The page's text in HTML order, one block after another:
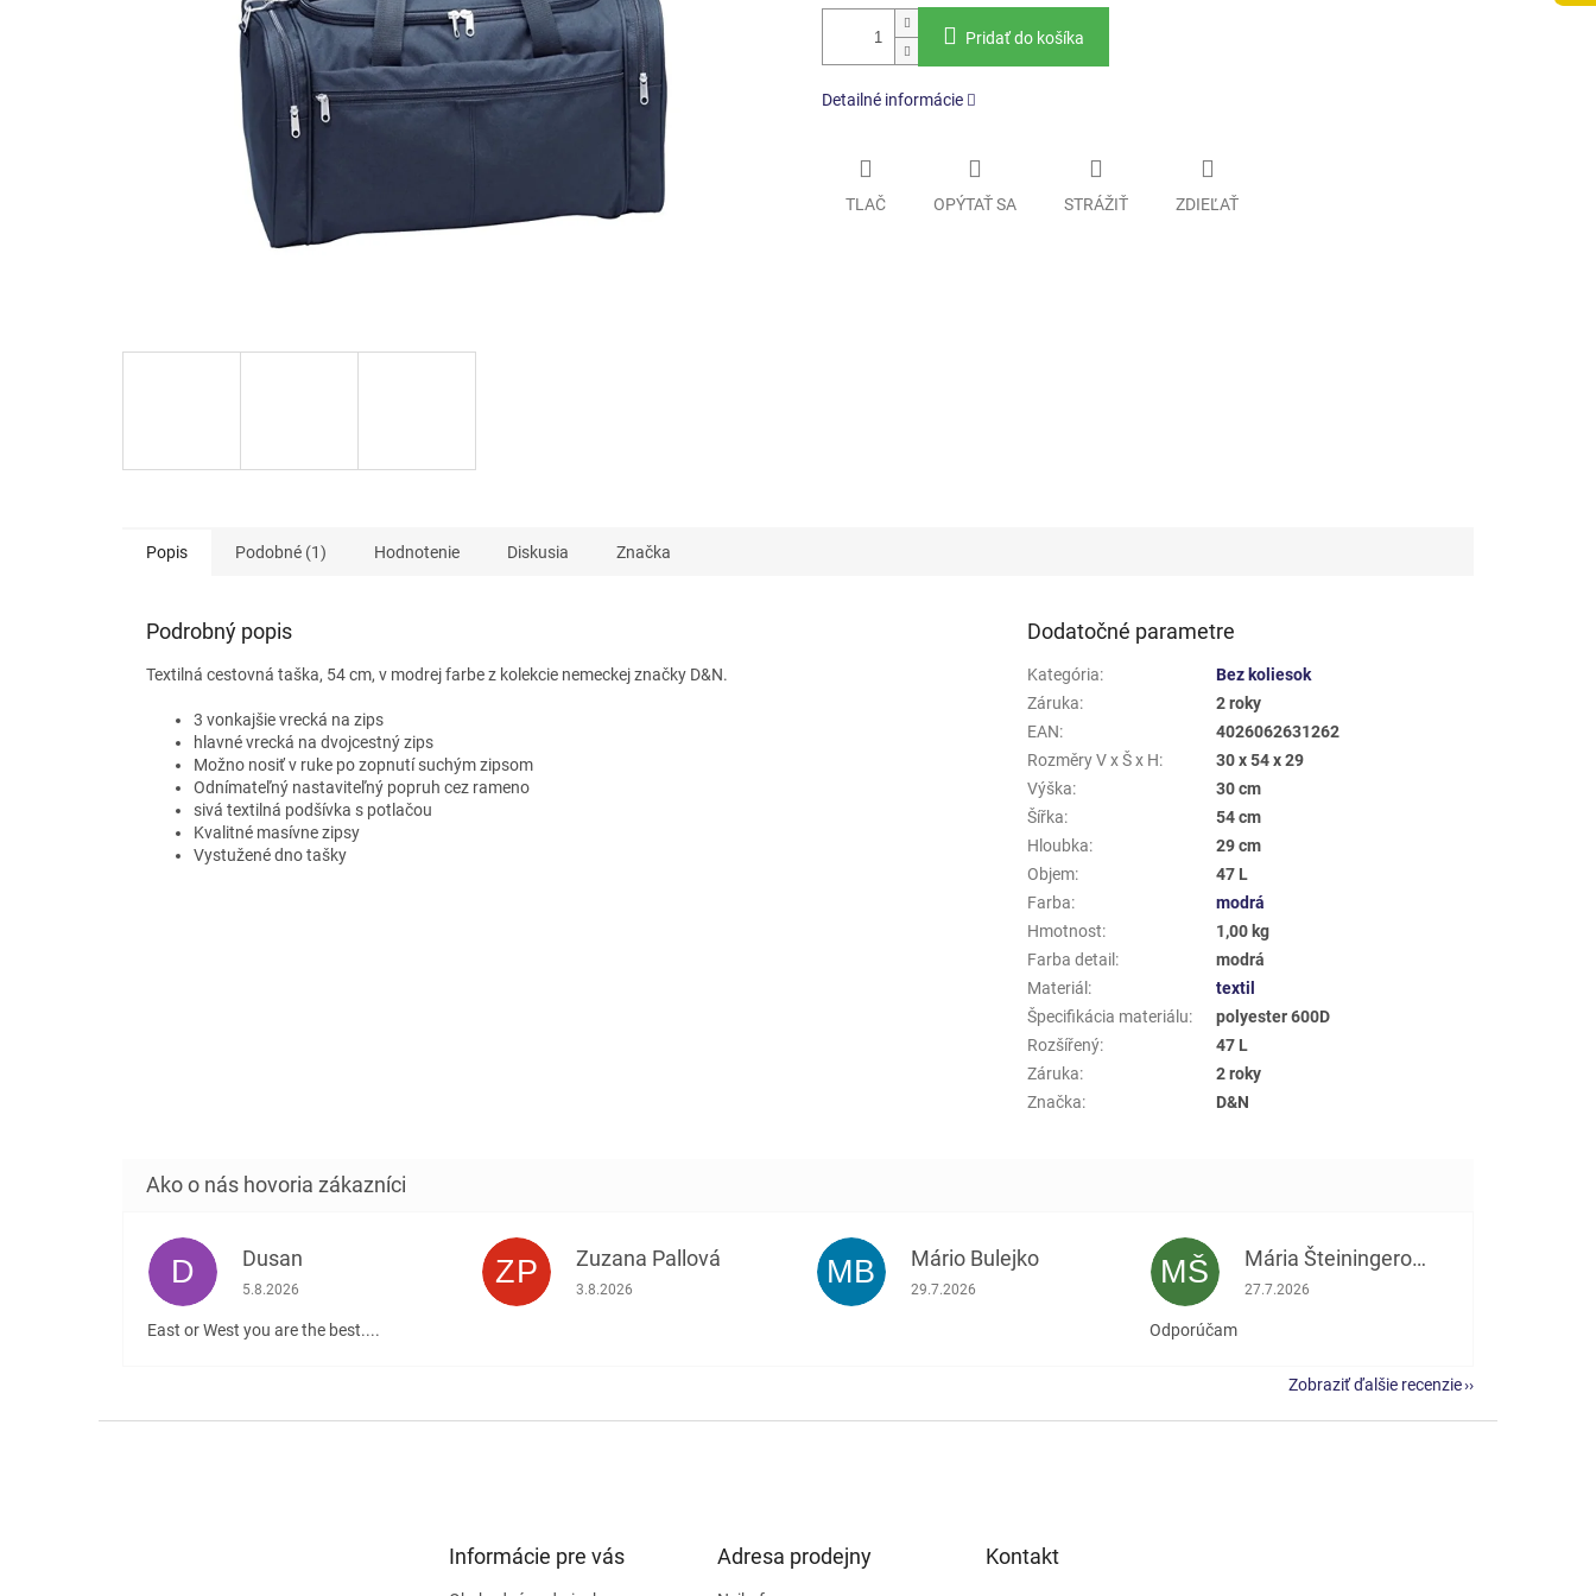
Pridať do košíka
Detailné informácie
TLAČ OPÝTAŤ SA STRÁŽIŤ ZDIEĽAŤ
Popis Podobné (1) Hodnotenie Diskusia Značka
Podrobný popis
Textilná cestovná taška, 54 cm, v modrej farbe z kolekcie nemeckej značky D&N.
3 vonkajšie vrecká na zips
hlavné vrecká na dvojcestný zips
Možno nosiť v ruke po zopnutí suchým zipsom
Odnímateľný nastaviteľný popruh cez rameno
sivá textilná podšívka s potlačou
Kvalitné masívne zipsy
Vystužené dno tašky
Dodatočné parametre
Kategória:
Bez koliesok
Záruka:
2 roky
EAN:
4026062631262
Rozměry V x Š x H:
30 x 54 x 29
Výška:
30 cm
Šířka:
54 cm
Hloubka:
29 cm
Objem:
47 L
Farba:
modrá
Hmotnost:
1,00 kg
Farba detail :
modrá
Materiál :
textil
Špecifikácia materiálu:
polyester 600D
Rozšířený:
47 L
Záruka:
2 roky
Značka: D&N
D Dusan
Hodnotenie obchodu je 5 z 5 hviezdičiek.
5.8.2026
East or West you are the best....
ZP Zuzana Pallová
Hodnotenie obchodu je 5 z 5 hviezdičiek.
3.8.2026 MB Mário Bulejko
Hodnotenie obchodu je 5 z 5 hviezdičiek.
29.7.2026 MŠ Mária Šteiningerová
Hodnotenie obchodu je 5 z 5 hviezdičiek.
27.7.2026
Odporúčam
Zobraziť ďalšie recenzie
Informácie pre vás Adresa prodejny Kontakt